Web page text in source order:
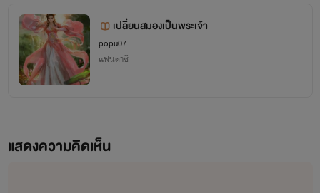
เปลี่ยนสมองเป็นพระเจ้า
popu07
แฟนตาซี
แสดงความคิดเห็น